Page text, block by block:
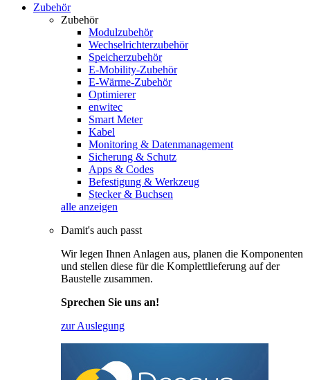
Zubehör
Zubehör
Modulzubehör
Wechselrichterzubehör
Speicherzubehör
E-Mobility-Zubehör
E-Wärme-Zubehör
Optimierer
enwitec
Smart Meter
Kabel
Monitoring & Datenmanagement
Sicherung & Schutz
Apps & Codes
Befestigung & Werkzeug
Stecker & Buchsen
alle anzeigen
Damit's auch passt
Wir legen Ihnen Anlagen aus, planen die Komponenten
und stellen diese für die Komplettlieferung auf der
Baustelle zusammen.
Sprechen Sie uns an!
zur Auslegung